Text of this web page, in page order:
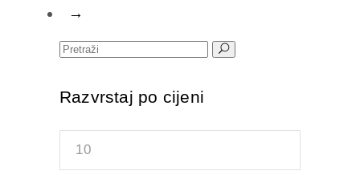
→
Pretraži:
Razvrstaj po cijeni